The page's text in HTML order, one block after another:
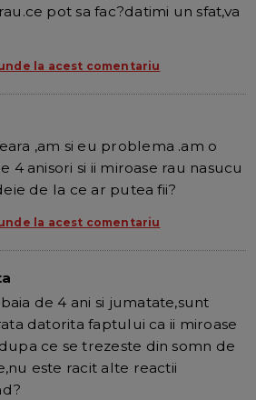
pot sa fac?datimi un sfat,va
la acest comentariu
,am si eu problema .am o
4 anisori si ii miroase rau nasucu
de la ce ar putea fii?
la acest comentariu
de 4 ani si jumatate,sunt
datorita faptului ca ii miroase
ce se trezeste din somn de
este racit alte reactii